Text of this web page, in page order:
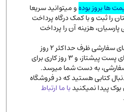
ها بروز بودهو میتوانید سریعا
را ثبت و با کمک درگاه پرداخت
پارسیان، هزینه آن را پرداخت
کتاب های سفارشی ظرف حداکثر 2 روز
کاری برای پست پیشتاز، و 3 روز کاری برای
به دست شما میرسد.
کتابی هستید که در فروشگاه
پیدا نمیکنیدبا ما ارتباط